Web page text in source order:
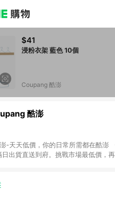
$41
浸粉衣架 藍色 10個
Coupang 酷澎
酷澎
-天天低價，你的日常所需都在酷澎
出貨直送到府。挑戰市場最低價，